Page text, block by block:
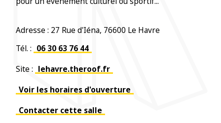
Adresse : 27 Rue d'Iéna, 76600 Le Havre
Tél. : 06 30 63 76 44
Site : lehavre.theroof.fr
Voir les horaires d'ouverture
Contacter cette salle